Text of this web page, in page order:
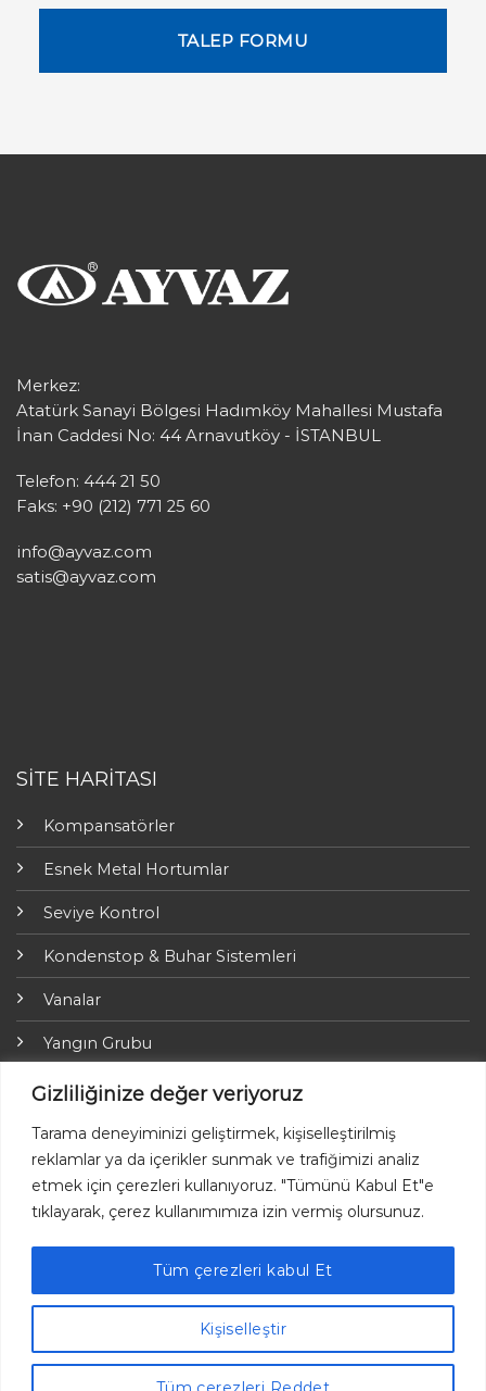
Gizliliğinize değer veriyoruz
Tarama deneyiminizi geliştirmek, kişiselleştirilmiş
reklamlar ya da içerikler sunmak ve trafiğimizi analiz
etmek için çerezleri kullanıyoruz. "Tümünü Kabul Et"e
tıklayarak, çerez kullanımımıza izin vermiş olursunuz.
Kişiselleştir
Tüm çerezleri kabul Et
TALEP FORMU
Merkez:
Atatürk Sanayi Bölgesi Hadımköy Mahallesi Mustafa
İnan Caddesi No: 44 Arnavutköy - İSTANBUL
Telefon: 444 21 50
Faks: +90 (212) 771 25 60
info@ayvaz.com
satis@ayvaz.com
SİTE HARİTASI
Kompansatörler
Esnek Metal Hortumlar
Seviye Kontrol
Kondenstop & Buhar Sistemleri
Vanalar
Yangın Grubu
ARI-Armaturen
Yalıtım Grubu
Online Ödemeler
Ayvaz © 2026 Her hakkı saklıdır.